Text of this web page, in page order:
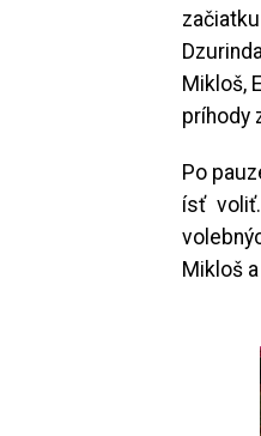
Mikloš,
príhody
Po
ísť
Mikloš